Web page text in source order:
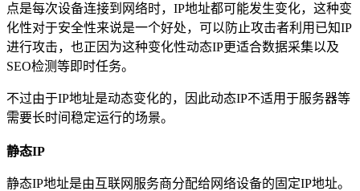
点是每次设备连接到网络时，IP地址都可能发生变化，这种变
化性对于安全性来说是一个好处，可以防止攻击者利用已知IP
进行攻击，也正因为这种变化性动态IP更适合数据采集以及
SEO检测等即时任务。
不过由于IP地址是动态变化的，因此动态IP不适用于服务器等
需要长时间稳定运行的场景。
静态IP
静态IP地址是由互联网服务商分配给网络设备的固定IP地址。